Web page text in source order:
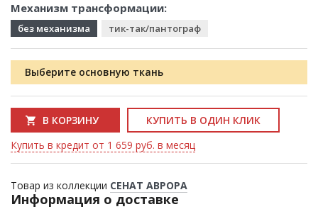
Механизм трансформации:
без механизма тик-так/пантограф
Выберите основную ткань
В КОРЗИНУ
КУПИТЬ В ОДИН КЛИК
Купить в кредит от 1 659 руб. в месяц
Товар из коллекции СЕНАТ АВРОРА
Информация о доставке